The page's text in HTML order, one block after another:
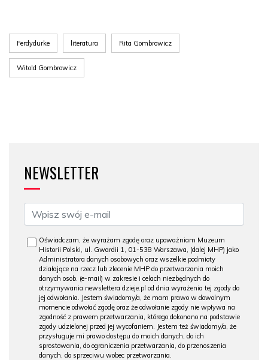
Ferdydurke literatura Rita Gombrowicz
Witold Gombrowicz
NEWSLETTER
Oświadczam, że wyrażam zgodę oraz upoważniam Muzeum
Historii Polski, ul. Gwardii 1, 01-538 Warszawa, (dalej MHP) jako
Administratora danych osobowych oraz wszelkie podmioty
działające na rzecz lub zlecenie MHP do przetwarzania moich
danych osob. (e-mail) w zakresie i celach niezbędnych do
otrzymywania newslettera dzieje.pl od dnia wyrażenia tej zgody do
jej odwołania. Jestem świadomy/a, że mam prawo w dowolnym
momencie odwołać zgodę oraz że odwołanie zgody nie wpływa na
zgodność z prawem przetwarzania, którego dokonano na podstawie
zgody udzielonej przed jej wycofaniem. Jestem też świadomy/a, że
przysługuje mi prawo dostępu do moich danych, do ich
sprostowania, do ograniczenia przetwarzania, do przenoszenia
danych, do sprzeciwu wobec przetwarzania.